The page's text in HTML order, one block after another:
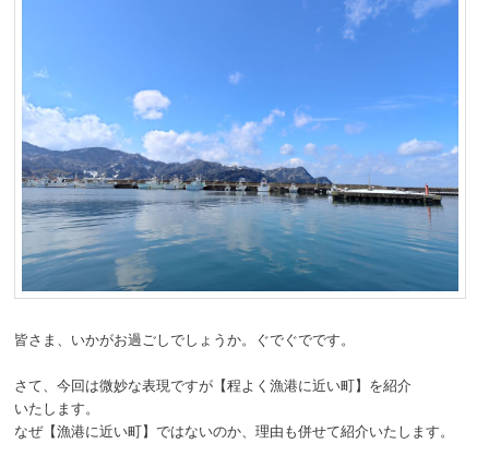
皆さま、いかがお過ごしでしょうか。ぐでぐでです。
さて、今回は微妙な表現ですが【程よく漁港に近い町】を紹介
いたします。
なぜ【漁港に近い町】ではないのか、理由も併せて紹介いたします。